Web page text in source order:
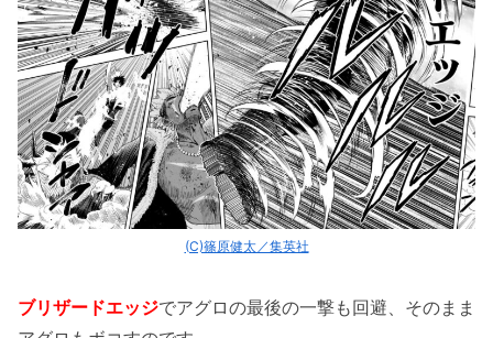
(C)篠原健太／集英社
ブリザードエッジでアグロの最後の一撃も回避、そのまま